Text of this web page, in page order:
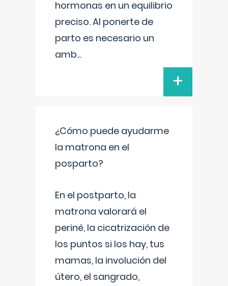
hormonas en un equilibrio
preciso. Al ponerte de
parto es necesario un
amb...
+
¿Cómo puede ayudarme
la matrona en el
posparto?
En el postparto, la
matrona valorará el
periné, la cicatrización de
los puntos si los hay, tus
mamas, la involución del
útero, el sangrado,